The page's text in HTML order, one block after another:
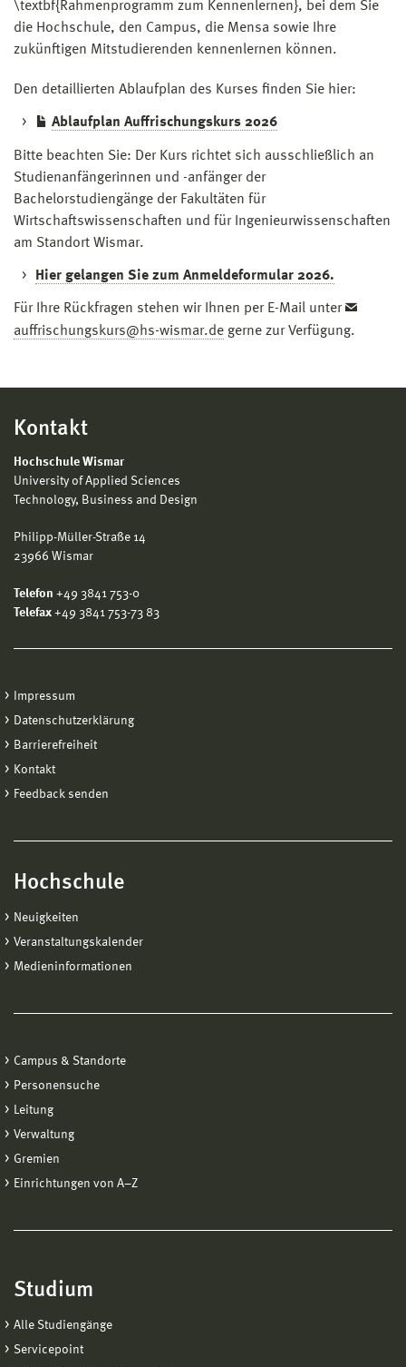
\textbf{Rahmenprogramm zum Kennenlernen}, bei dem Sie
die Hochschule, den Campus, die Mensa sowie Ihre
zukünftigen Mitstudierenden kennenlernen können.
Den detaillierten Ablaufplan des Kurses finden Sie hier:
Ablaufplan Auffrischungskurs 2026
Bitte beachten Sie: Der Kurs richtet sich ausschließlich an
Studienanfängerinnen und -anfänger der
Bachelorstudiengänge der Fakultäten für
Wirtschaftswissenschaften und für Ingenieurwissenschaften
am Standort Wismar.
Hier gelangen Sie zum Anmeldeformular 2026.
Für Ihre Rückfragen stehen wir Ihnen per E-Mail unter
auffrischungskurs@hs-wismar.de gerne zur Verfügung.
Kontakt
Hochschule Wismar
University of Applied Sciences
Technology, Business and Design
Philipp-Müller-Straße 14
23966 Wismar
Telefon +49 3841 753-0
Telefax +49 3841 753-73 83
Impressum
Datenschutzerklärung
Barrierefreiheit
Kontakt
Feedback senden
Hochschule
Neuigkeiten
Veranstaltungskalender
Medieninformationen
Campus & Standorte
Personensuche
Leitung
Verwaltung
Gremien
Einrichtungen von A−Z
Studium
Alle Studiengänge
Servicepoint